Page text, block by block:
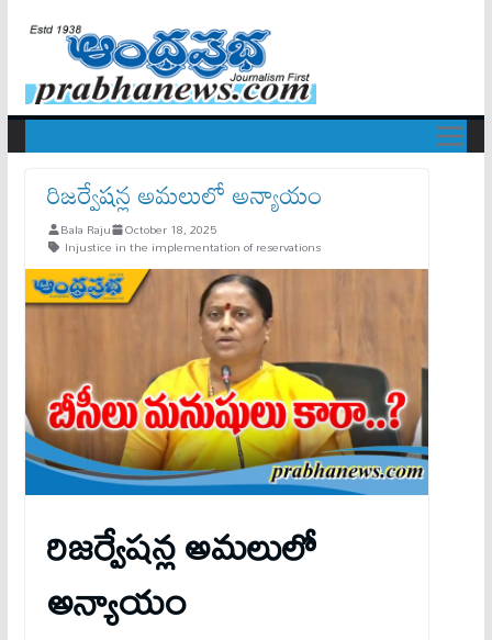
రిజ‌ర్వేష‌న్ల అమ‌లులో అన్యాయం
Bala Raju October 18, 2025
Injustice in the implementation of reservations
రిజ‌ర్వేష‌న్ల అమ‌లులో
అన్యాయం